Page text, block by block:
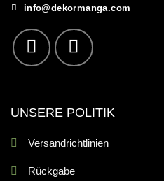
info@dekormanga.com
UNSERE POLITIK
Versandrichtlinien
Rückgabe